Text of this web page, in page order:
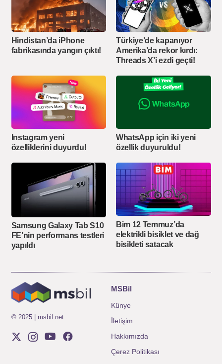
Hindistan’da iPhone
fabrikasında yangın çıktı!
Türkiye’de kapanıyor
Amerika’da rekor kırdı:
Threads X’i ezdi geçti!
Instagram yeni
özelliklerini duyurdu!
WhatsApp için iki yeni
özellik duyuruldu!
Samsung Galaxy Tab S10
FE’nin performans testleri
yapıldı
Bim 12 Temmuz’da
elektrikli bisiklet ve dağ
bisikleti satacak
© 2025 | msbil.net
MSBil
Künye
İletişim
Hakkımızda
Çerez Politikası